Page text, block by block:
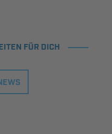
FÜR DICH